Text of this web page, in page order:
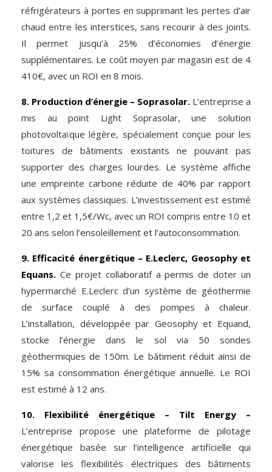
réfrigérateurs à portes en supprimant les pertes d’air
chaud entre les interstices, sans recourir à des joints.
Il permet jusqu’à 25% d’économies d’énergie
supplémentaires. Le coût moyen par magasin est de 4
410€, avec un ROI en 8 mois.
8. Production d’énergie – Soprasolar. L’entreprise a
mis au point Light Soprasolar, une solution
photovoltaïque légère, spécialement conçue pour les
toitures de bâtiments existants ne pouvant pas
supporter des charges lourdes. Le système affiche
une empreinte carbone réduite de 40% par rapport
aux systèmes classiques. L’investissement est estimé
entre 1,2 et 1,5€/Wc, avec un ROI compris entre 10 et
20 ans selon l’ensoleillement et l’autoconsommation.
9. Efficacité énergétique – E.Leclerc, Geosophy et
Equans. Ce projet collaboratif a permis de doter un
hypermarché E.Leclerc d’un système de géothermie
de surface couplé à des pompes à chaleur.
L’installation, développée par Geosophy et Equand,
stocke l’énergie dans le sol via 50 sondes
géothermiques de 150m. Le bâtiment réduit ainsi de
15% sa consommation énergétique annuelle. Le ROI
est estimé à 12 ans.
10. Flexibilité énergétique – Tilt Energy –
L’entreprise propose une plateforme de pilotage
énergétique basée sur l’intelligence artificielle qui
valorise les flexibilités électriques des bâtiments